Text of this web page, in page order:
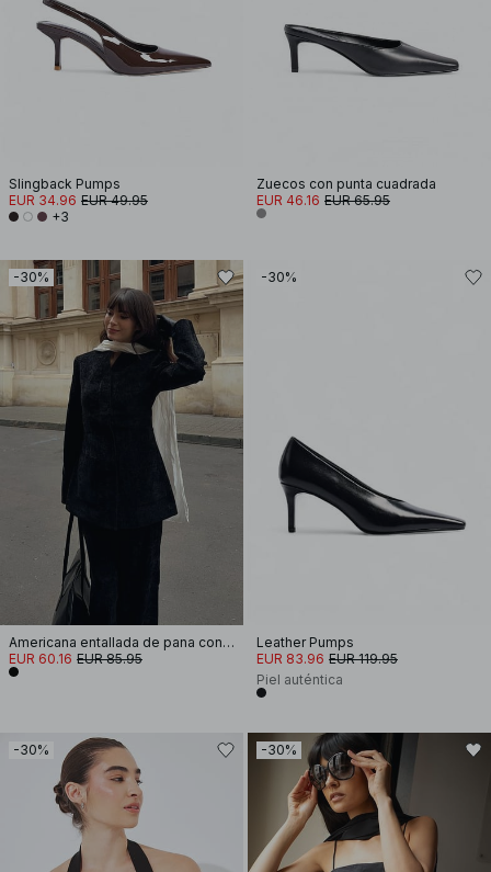
Slingback Pumps
EUR 34.96 EUR 49.95
+3
Zuecos con punta cuadrada
EUR 46.16 EUR 65.95
-30%
Americana entallada de pana con cuello alto
EUR 60.16 EUR 85.95
-30%
Leather Pumps
EUR 83.96 EUR 119.95
Piel auténtica
-30% -30%